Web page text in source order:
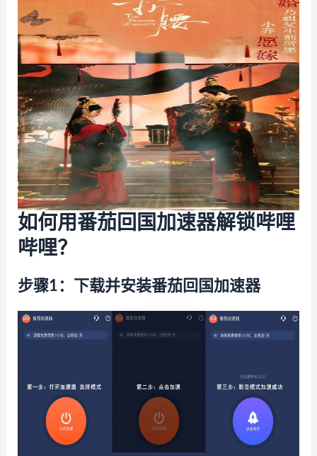
如何用番茄回国加速器解锁哔哩
哔哩？
步骤1：下载并安装番茄回国加速器